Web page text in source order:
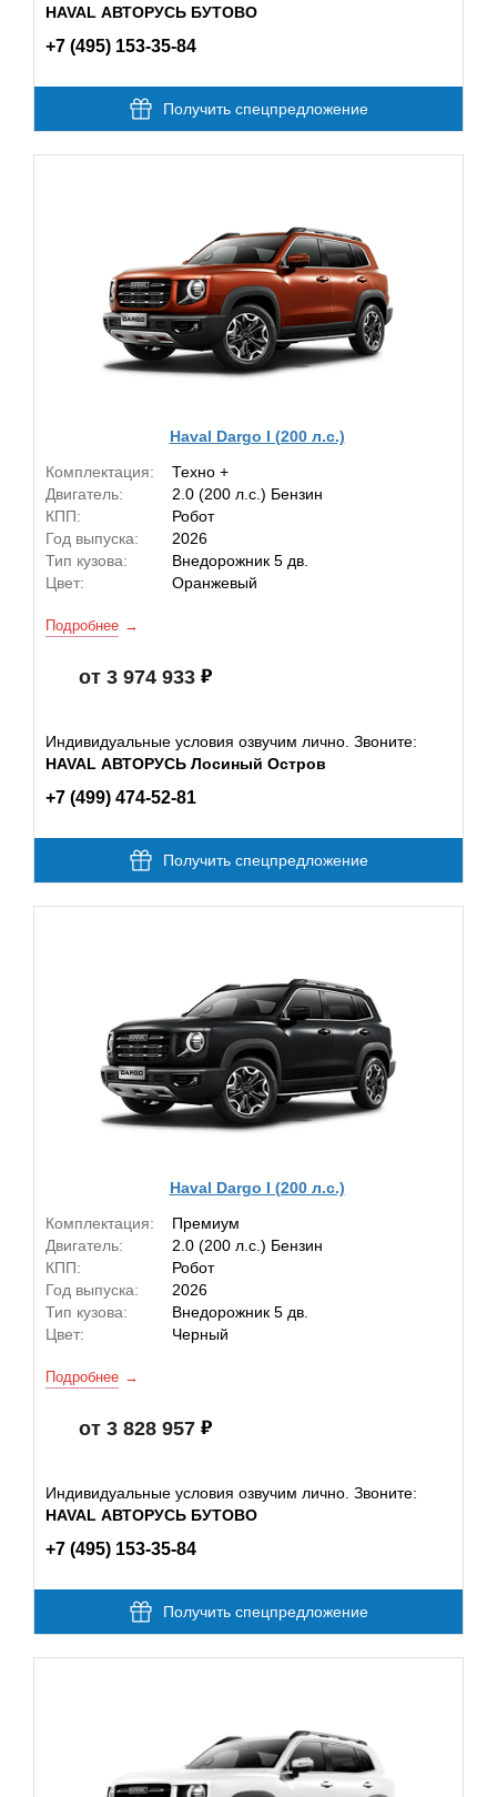
HAVAL АВТОРУСЬ БУТОВО
+7 (495) 153-35-84
Получить спецпредложение
Haval Dargo I (200 л.с.)
Комплектация:
Техно +
Двигатель:
2.0 (200 л.с.) Бензин
КПП:
Робот
Год выпуска:
2026
Тип кузова:
Внедорожник 5 дв.
Цвет:
Оранжевый
Подробнее
от 3 974 933
Индивидуальные условия озвучим лично. Звоните:
HAVAL АВТОРУСЬ Лосиный Остров
+7 (499) 474-52-81
Получить спецпредложение
Haval Dargo I (200 л.с.)
Комплектация:
Премиум
Двигатель:
2.0 (200 л.с.) Бензин
КПП:
Робот
Год выпуска:
2026
Тип кузова:
Внедорожник 5 дв.
Цвет:
Черный
Подробнее
от 3 828 957
Индивидуальные условия озвучим лично. Звоните:
HAVAL АВТОРУСЬ БУТОВО
+7 (495) 153-35-84
Получить спецпредложение